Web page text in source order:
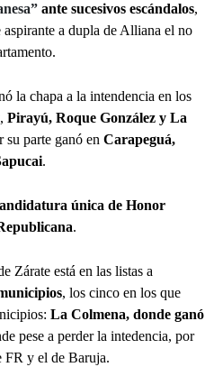
ante sucesivos escándalos,
a dupla de Alliana el no
la chapa a la intendencia en los
, Pirayú, Roque González y La
su parte ganó en Carapeguá,
.
única de Honor
.
Zárate está en las listas a
, los cinco en los que
La Colmena, donde ganó
pese a perder la intedencia, por
FR y el de Baruja.